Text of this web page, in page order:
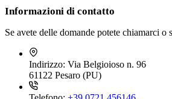
Informazioni di contatto
Se avete delle domande potete chiamarci o
Indirizzo: Via Belgioioso n. 96
61122 Pesaro (PU)